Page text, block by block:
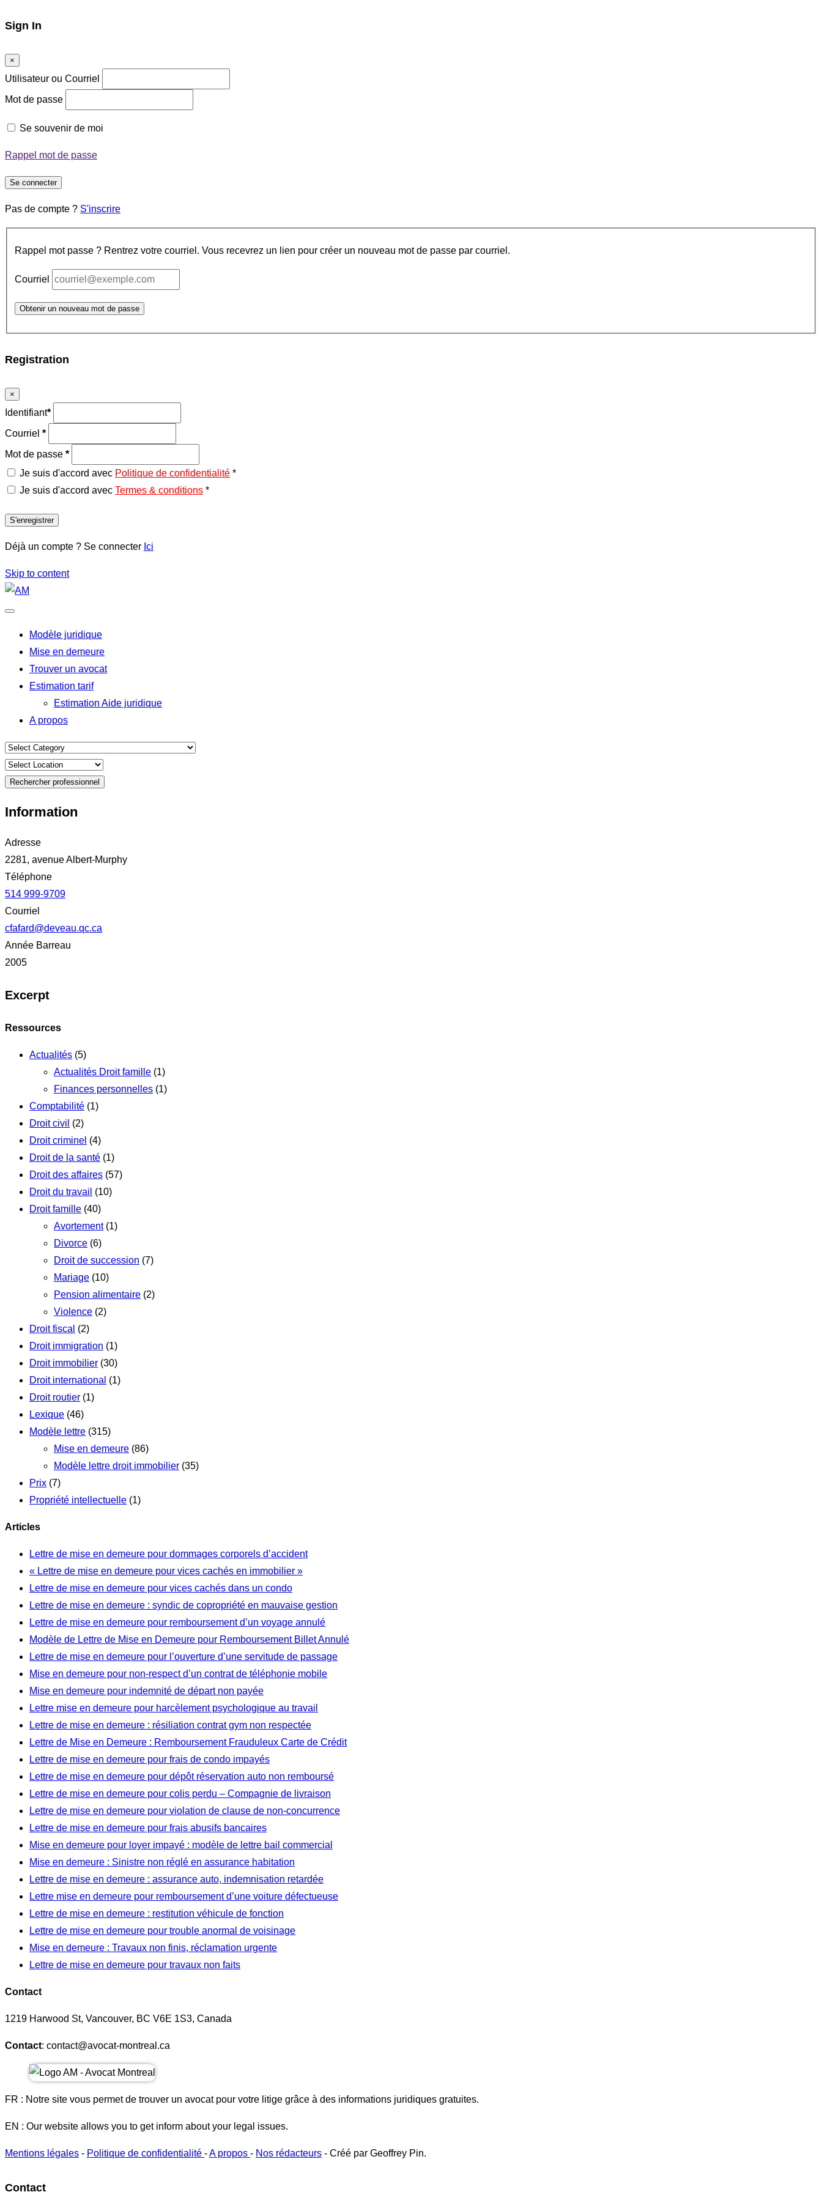
Sign In
×
Utilisateur ou Courriel
Mot de passe
Se souvenir de moi
Rappel mot de passe
Se connecter
Pas de compte ? S'inscrire
Rappel mot passe ? Rentrez votre courriel. Vous recevrez un lien pour créer un nouveau mot de passe par courriel.
Courriel
Obtenir un nouveau mot de passe
Registration
×
Identifiant*
Courriel *
Mot de passe *
Je suis d'accord avec Politique de confidentialité *
Je suis d'accord avec Termes & conditions *
S'enregistrer
Déjà un compte ? Se connecter Ici
Skip to content
Modèle juridique
Mise en demeure
Trouver un avocat
Estimation tarif
Estimation Aide juridique
A propos
Rechercher professionnel
Information
Adresse
2281, avenue Albert-Murphy
Téléphone
514 999-9709
Courriel
cfafard@deveau.qc.ca
Année Barreau
2005
Excerpt
Ressources
Actualités (5)
Actualités Droit famille (1)
Finances personnelles (1)
Comptabilité (1)
Droit civil (2)
Droit criminel (4)
Droit de la santé (1)
Droit des affaires (57)
Droit du travail (10)
Droit famille (40)
Avortement(1)
Divorce (6)
Droit de succession (7)
Mariage (10)
Pension alimentaire (2)
Violence (2)
Droit fiscal (2)
Droit immigration (1)
Droit immobilier (30)
Droit international (1)
Droit routier (1)
Lexique (46)
Modèle lettre (315)
Mise en demeure (86)
Modèle lettre droit immobilier (35)
Prix (7)
Propriété intellectuelle (1)
Articles
Lettre de mise en demeure pour dommages corporels d’accident
« Lettre de mise en demeure pour vices cachés en immobilier »
Lettre de mise en demeure pour vices cachés dans un condo
Lettre de mise en demeure : syndic de copropriété en mauvaise gestion
Lettre de mise en demeure pour remboursement d’un voyage annulé
Modèle de Lettre de Mise en Demeure pour Remboursement Billet Annulé
Lettre de mise en demeure pour l’ouverture d’une servitude de passage
Mise en demeure pour non-respect d’un contrat de téléphonie mobile
Mise en demeure pour indemnité de départ non payée
Lettre mise en demeure pour harcèlement psychologique au travail
Lettre de mise en demeure : résiliation contrat gym non respectée
Lettre de Mise en Demeure : Remboursement Frauduleux Carte de Crédit
Lettre de mise en demeure pour frais de condo impayés
Lettre de mise en demeure pour dépôt réservation auto non remboursé
Lettre de mise en demeure pour colis perdu – Compagnie de livraison
Lettre de mise en demeure pour violation de clause de non-concurrence
Lettre de mise en demeure pour frais abusifs bancaires
Mise en demeure pour loyer impayé : modèle de lettre bail commercial
Mise en demeure : Sinistre non réglé en assurance habitation
Lettre de mise en demeure : assurance auto, indemnisation retardée
Lettre mise en demeure pour remboursement d’une voiture défectueuse
Lettre de mise en demeure : restitution véhicule de fonction
Lettre de mise en demeure pour trouble anormal de voisinage
Mise en demeure : Travaux non finis, réclamation urgente
Lettre de mise en demeure pour travaux non faits
Contact
1219 Harwood St, Vancouver, BC V6E 1S3, Canada
Contact: contact@avocat-montreal.ca
FR : Notre site vous permet de trouver un avocat pour votre litige grâce à des informations juridiques gratuites.
EN : Our website allows you to get inform about your legal issues.
Mentions légales - Politique de confidentialité -A propos - Nos rédacteurs - Créé par Geoffrey Pin.
Contact